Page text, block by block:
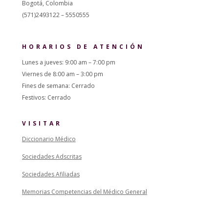
Bogotá, Colombia
(571)2493122 – 5550555
HORARIOS DE ATENCIÓN
Lunes a jueves: 9:00 am – 7:00 pm
Viernes de 8:00 am – 3:00 pm
Fines de semana: Cerrado
Festivos: Cerrado
VISITAR
Diccionario Médico
Sociedades Adscritas
Sociedades Afiliadas
Memorias Competencias del Médico General